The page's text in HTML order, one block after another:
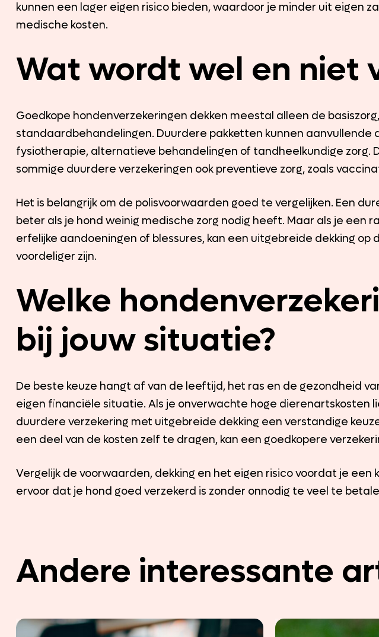
kunnen een lager eigen risico bieden, waardoor je minder uit eigen
medische kosten.
Wat wordt wel en niet
Goedkope hondenverzekeringen dekken meestal alleen de
standaardbehandelingen. Duurdere pakketten kunnen aanvullende
fysiotherapie, alternatieve behandelingen of tandheelkundige zorg.
sommige duurdere verzekeringen ook preventieve zorg, zoals
Het is belangrijk om de polisvoorwaarden goed te vergelijken. Een
beter als je hond weinig medische zorg nodig heeft. Maar als je een
erfelijke aandoeningen of blessures, kan een uitgebreide dekking op
voordeliger zijn.
Welke
bij jouw situatie?
De beste keuze hangt af van de leeftijd, het ras en de gezondheid
eigen financiële situatie. Als je onverwachte hoge dierenartskosten
duurdere verzekering met uitgebreide dekking een verstandige
een deel van de kosten zelf te dragen, kan een goedkopere
Vergelijk de voorwaarden, dekking en het eigen risico voordat je een
ervoor dat je hond goed verzekerd is zonder onnodig te veel te
Andere interessante